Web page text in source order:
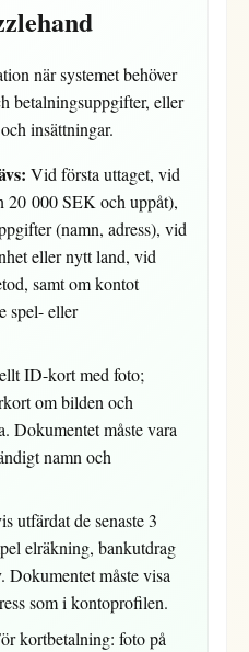
när systemet behöver
betalningsuppgifter, eller
insättningar.
Vid första uttaget, vid
20 000 SEK och uppåt),
(namn, adress), vid
eller nytt land, vid
samt om kontot
spel- eller
ID-kort med foto;
om bilden och
Dokumentet måste vara
namn och
utfärdat de senaste 3
elräkning, bankutdrag
Dokumentet måste visa
som i kontoprofilen.
kortbetalning: foto på